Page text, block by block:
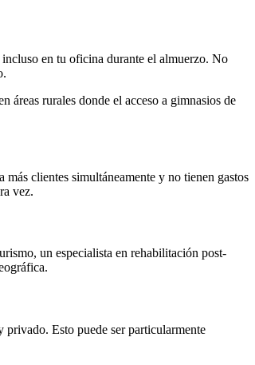
en tu oficina durante el almuerzo. No
áreas rurales donde el acceso a gimnasios de
más clientes simultáneamente y no tienen gastos
vez.
un especialista en rehabilitación post-
privado. Esto puede ser particularmente